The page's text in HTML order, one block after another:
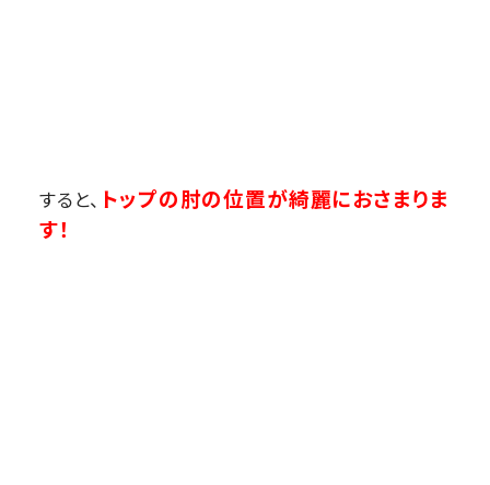
すると、 トップの肘の位置が綺麗におさまりま
す！